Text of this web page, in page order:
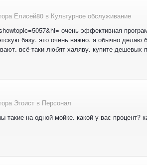
Елисей80 в Культурное обслуживание
очень эффективная
базу. это очень важно. я обычно
всё-таки любят халяву. купите дешевых
Эгоист в Персонал
на одной мойке. какой у вас процент?